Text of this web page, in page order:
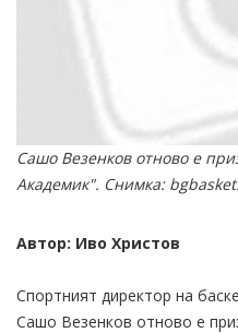
Сашо Везенков отново е
Академик". Снимка:
Автор: Иво Христов
Спортният директор на
Сашо Везенков отново е